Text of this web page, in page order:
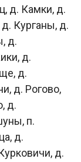
д. Камки, д.
Курганы, д.
д.
д.
д.
д. Рогово,
д.
п.
д.
д.